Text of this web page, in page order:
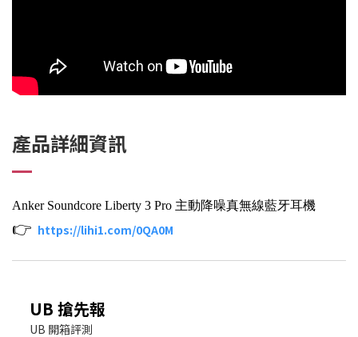
產品詳細資訊
Anker Soundcore Liberty 3 Pro 主動降噪真無線藍牙耳機
👉 https://lihi1.com/0QA0M
UB 搶先報
UB 開箱評測